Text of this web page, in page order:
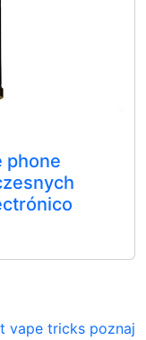
phone
vape tricks poznaj